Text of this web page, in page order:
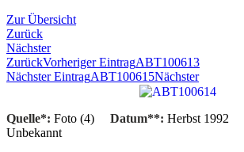
Zur Übersicht
Zurück
Nächster
ZurückVorheriger EintragABT100613
Nächster EintragABT100615Nächster
Quelle*: Foto (4) Datum**: Herbst 1992
Unbekannt